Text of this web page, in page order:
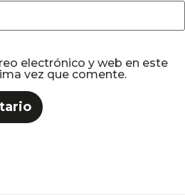
electrónico y web en este
vez que comente.